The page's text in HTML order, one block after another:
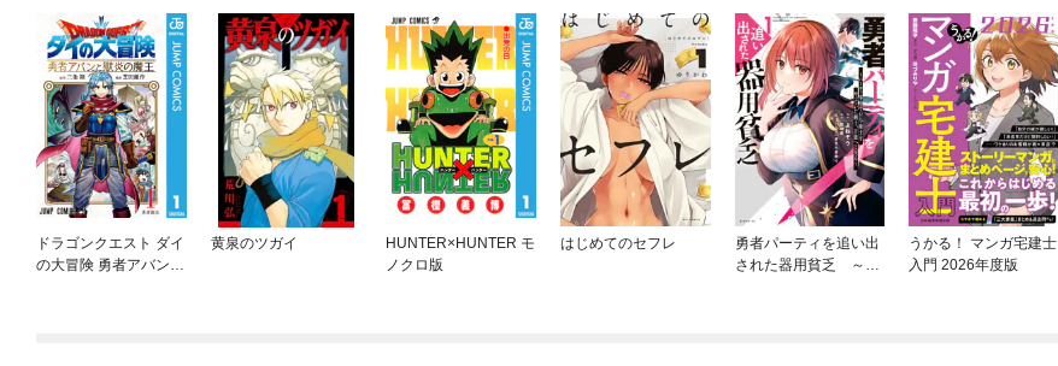
ドラゴンクエスト ダイ
の大冒険 勇者アバンと
黄泉のツガイ
HUNTER×HUNTER モ
ノクロ版
はじめてのセフレ
勇者パーティを追い出
された器用貧乏 ～パ
うかる！ マンガ宅建士
入門 2026年度版